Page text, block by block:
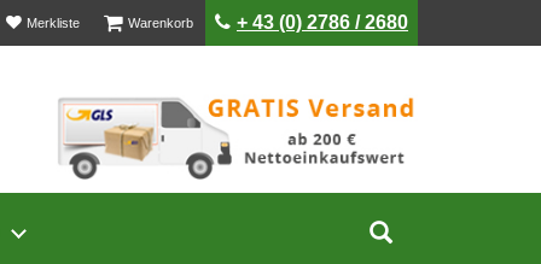
Merklisteist leer Warenkorbist leer+ 43 (0) 2786 / 2680
Untermenü von Unternehmen öffnen